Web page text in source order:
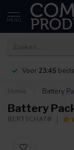
MENU
Voor 23:45
Home Battery
Battery
BERTSCHAT®